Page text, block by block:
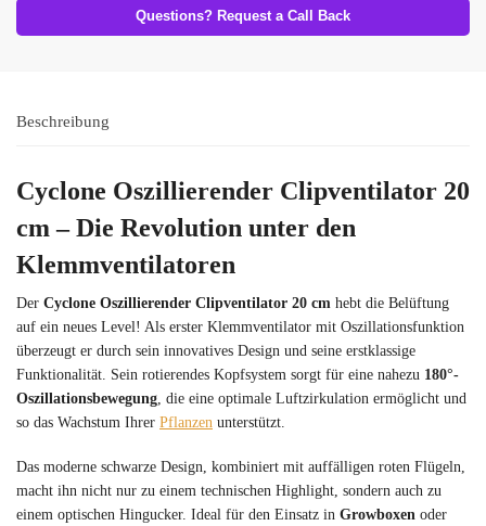
Questions? Request a Call Back
Beschreibung
Cyclone Oszillierender Clipventilator 20
cm – Die Revolution unter den
Klemmventilatoren
Der Cyclone Oszillierender Clipventilator 20 cm hebt die Belüftung
auf ein neues Level! Als erster Klemmventilator mit Oszillationsfunktion
überzeugt er durch sein innovatives Design und seine erstklassige
Funktionalität. Sein rotierendes Kopfsystem sorgt für eine nahezu 180°-
Oszillationsbewegung , die eine optimale Luftzirkulation ermöglicht und
so das Wachstum Ihrer Pflanzen unterstützt.
Das moderne schwarze Design, kombiniert mit auffälligen roten Flügeln,
macht ihn nicht nur zu einem technischen Highlight, sondern auch zu
einem optischen Hingucker. Ideal für den Einsatz in Growboxen oder